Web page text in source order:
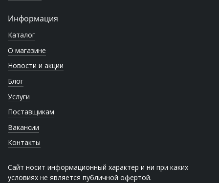
Информация
Каталог
О магазине
Новости и акции
Блог
Услуги
Поставщикам
Вакансии
Контакты
Сайт носит информационный характер и ни при каких
условиях не является публичной офертой.